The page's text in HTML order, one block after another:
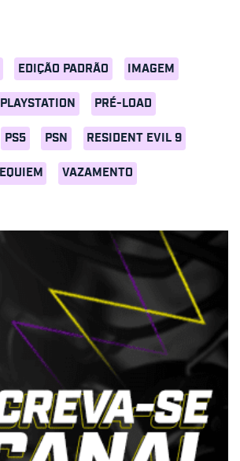
EDIÇÃO PADRÃO IMAGEM
PLAYSTATION PRÉ-LOAD
PS5 PSN RESIDENT EVIL 9
VAZAMENTO